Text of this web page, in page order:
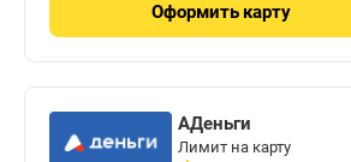
Оформить карту
АДеньги
Лимит на карту